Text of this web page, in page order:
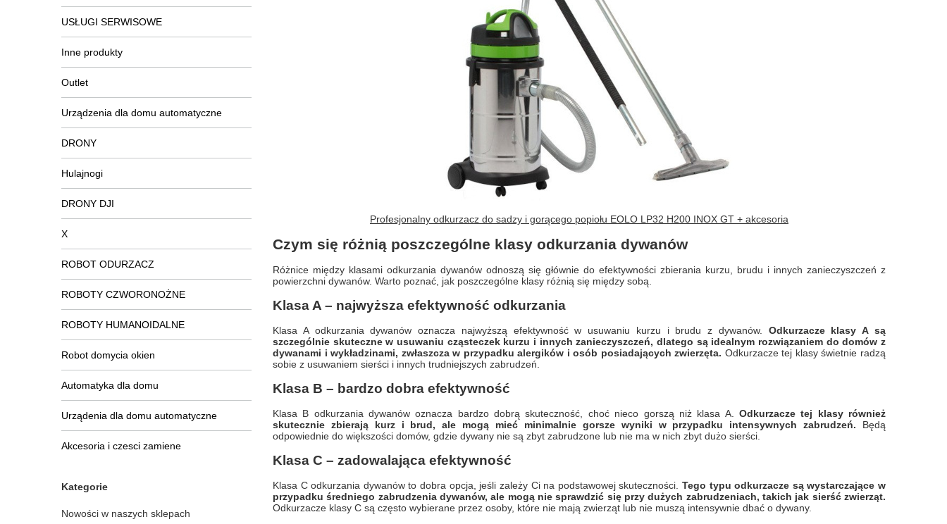
USŁUGI SERWISOWE
Inne produkty
Outlet
Urządzenia dla domu automatyczne
DRONY
Hulajnogi
DRONY DJI
X
ROBOT ODURZACZ
ROBOTY CZWORONOŻNE
ROBOTY HUMANOIDALNE
Robot domycia okien
Automatyka dla domu
Urządenia dla domu automatyczne
Akcesoria i czesci zamiene
Kategorie
Nowości w naszych sklepach
Profesjonalny odkurzacz do sadzy i gorącego popiołu EOLO LP32 H200 INOX GT + akcesoria
Czym się różnią poszczególne klasy odkurzania dywanów
Różnice między klasami odkurzania dywanów odnoszą się głównie do efektywności zbierania kurzu, brudu i innych zanieczyszczeń z
powierzchni dywanów. Warto poznać, jak poszczególne klasy różnią się między sobą.
Klasa A – najwyższa efektywność odkurzania
Klasa A odkurzania dywanów oznacza najwyższą efektywność w usuwaniu kurzu i brudu z dywanów. Odkurzacze klasy A są
szczególnie skuteczne w usuwaniu cząsteczek kurzu i innych zanieczyszczeń, dlatego są idealnym rozwiązaniem do domów z
dywanami i wykładzinami, zwłaszcza w przypadku alergików i osób posiadających zwierzęta. Odkurzacze tej klasy świetnie radzą
sobie z usuwaniem sierści i innych trudniejszych zabrudzeń.
Klasa B – bardzo dobra efektywność
Klasa B odkurzania dywanów oznacza bardzo dobrą skuteczność, choć nieco gorszą niż klasa A. Odkurzacze tej klasy również
skutecznie zbierają kurz i brud, ale mogą mieć minimalnie gorsze wyniki w przypadku intensywnych zabrudzeń. Będą
odpowiednie do większości domów, gdzie dywany nie są zbyt zabrudzone lub nie ma w nich zbyt dużo sierści.
Klasa C – zadowalająca efektywność
Klasa C odkurzania dywanów to dobra opcja, jeśli zależy Ci na podstawowej skuteczności. Tego typu odkurzacze są wystarczające w
przypadku średniego zabrudzenia dywanów, ale mogą nie sprawdzić się przy dużych zabrudzeniach, takich jak sierść zwierząt.
Odkurzacze klasy C są często wybierane przez osoby, które nie mają zwierząt lub nie muszą intensywnie dbać o dywany.